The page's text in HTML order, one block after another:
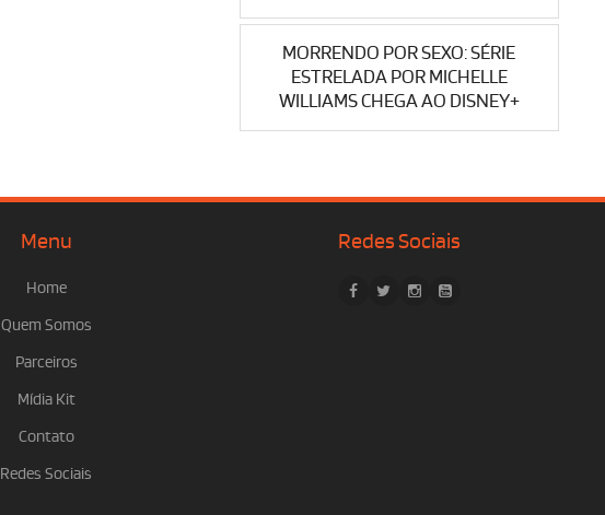
MORRENDO POR SEXO: SÉRIE
ESTRELADA POR MICHELLE
WILLIAMS CHEGA AO DISNEY+
Menu
Home
Quem Somos
Parceiros
Mídia Kit
Contato
Redes Sociais
Redes Sociais